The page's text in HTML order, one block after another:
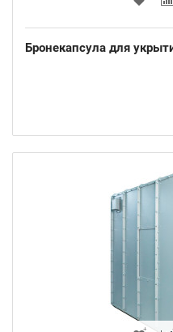
Бронекапсула для